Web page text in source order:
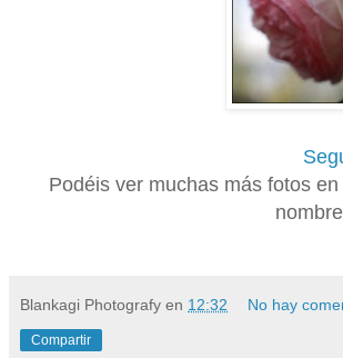
Podéis ver muchas más fotos
Blankagi Photografy en 12:32 No hay
Compartir